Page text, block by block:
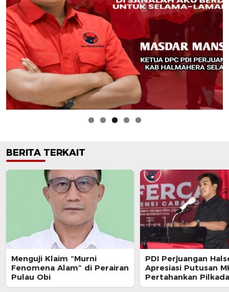
BERITA TERKAIT
Menguji Klaim “Murni
Fenomena Alam” di Perairan
Pulau Obi
PDI Perjuangan
Apresiasi Putusan
Pertahankan Pilkada
Langsung